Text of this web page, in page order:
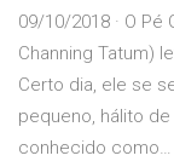
09/10/2018 · O
Channing Tatum)
Certo dia, ele se
pequeno, hálito
conhecido como…